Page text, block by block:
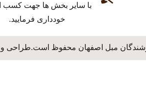
با سایر بخش ها جهت کسب
خودداری فرمایید.
فروشندگان مبل اصفهان محفوظ